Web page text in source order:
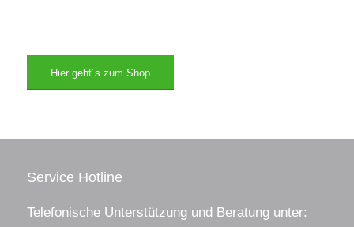
Hier geht´s zum Shop
Service Hotline
Telefonische Unterstützung und Beratung unter: